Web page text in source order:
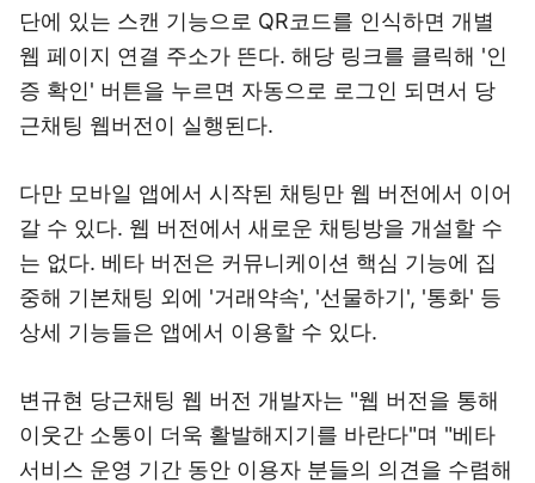
단에 있는 스캔 기능으로 QR코드를 인식하면 개별
웹 페이지 연결 주소가 뜬다. 해당 링크를 클릭해 '인
증 확인' 버튼을 누르면 자동으로 로그인 되면서 당
근채팅 웹버전이 실행된다.
다만 모바일 앱에서 시작된 채팅만 웹 버전에서 이어
갈 수 있다. 웹 버전에서 새로운 채팅방을 개설할 수
는 없다. 베타 버전은 커뮤니케이션 핵심 기능에 집
중해 기본채팅 외에 '거래약속', '선물하기', '통화' 등
상세 기능들은 앱에서 이용할 수 있다.
변규현 당근채팅 웹 버전 개발자는 "웹 버전을 통해
이웃간 소통이 더욱 활발해지기를 바란다"며 "베타
서비스 운영 기간 동안 이용자 분들의 의견을 수렴해